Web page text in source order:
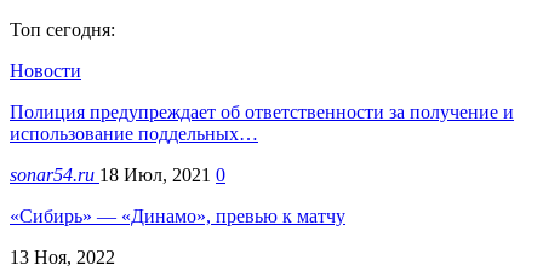
Топ сегодня:
Новости
Полиция предупреждает об ответственности за получение и
использование поддельных…
sonar54.ru 18 Июл, 2021 0
«Сибирь» — «Динамо», превью к матчу
13 Ноя, 2022